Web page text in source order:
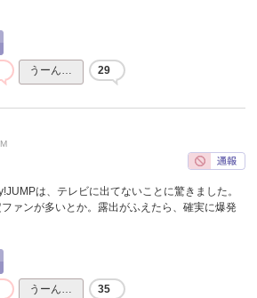
うーん… 29
は、テレビに出てないことに驚きました。
ァンが多いとか。露出がふえたら、確実に爆発
うーん… 35